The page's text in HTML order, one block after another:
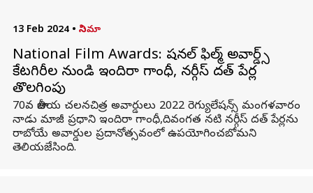
13 Feb 2024 • సినిమా
National Film Awards: నేషనల్ ఫిల్మ్ అవార్డ్స్
కేటగిరీల నుండి ఇందిరా గాంధీ, నర్గీస్ దత్ పేర్ల
తొలగింపు
70వ జాతీయ చలనచిత్ర అవార్డులు 2022 రెగ్యులేషన్స్ మంగళవారం
నాడు మాజీ ప్రధాని ఇందిరా గాంధీ,దివంగత నటి నర్గీస్ దత్ పేర్లను
రాబోయే అవార్డుల ప్రదానోత్సవంలో ఉపయోగించబోమని
తెలియజేసింది.